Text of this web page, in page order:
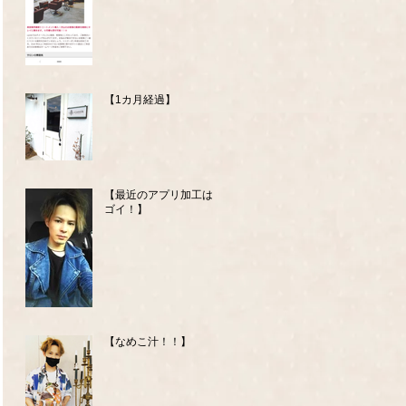
【1カ月経過】
【最近のアプリ加工はス
ゴイ！】
【なめこ汁！！】